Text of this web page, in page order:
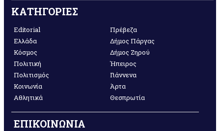
ΚΑΤΗΓΟΡΙΕΣ
Editorial
Ελλάδα
Κόσμος
Πολιτική
Πολιτισμός
Κοινωνία
Αθλητικά
Πρέβεζα
Δήμος Πάργας
Δήμος Ζηρού
Ήπειρος
Γιάννενα
Άρτα
Θεσπρωτία
ΕΠΙΚΟΙΝΩΝΙΑ